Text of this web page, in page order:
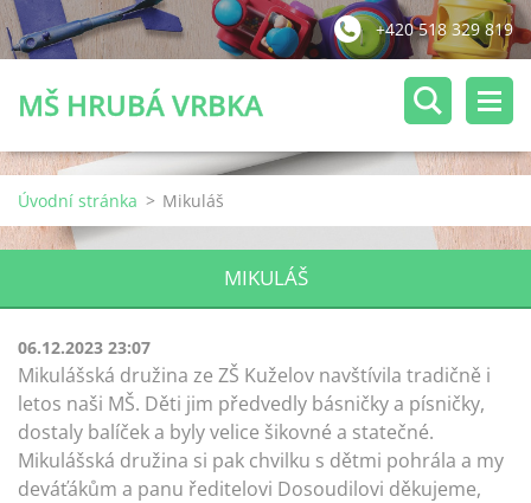
+420 518 329 819
MŠ HRUBÁ VRBKA
Úvodní stránka > Mikuláš
MIKULÁŠ
06.12.2023 23:07
Mikulášská družina ze ZŠ Kuželov navštívila tradičně i
letos naši MŠ. Děti jim předvedly básničky a písničky,
dostaly balíček a byly velice šikovné a statečné.
Mikulášská družina si pak chvilku s dětmi pohrála a my
deváťákům a panu ředitelovi Dosoudilovi děkujeme,